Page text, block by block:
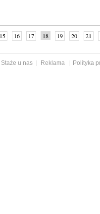
15 16 17 18 19 20 21
Staże u nas Reklama
Polityka